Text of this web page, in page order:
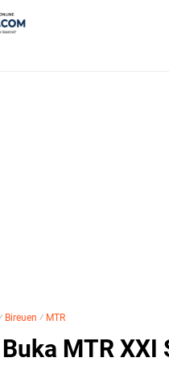
Bireuen ⁄ MTR
MTR XXI